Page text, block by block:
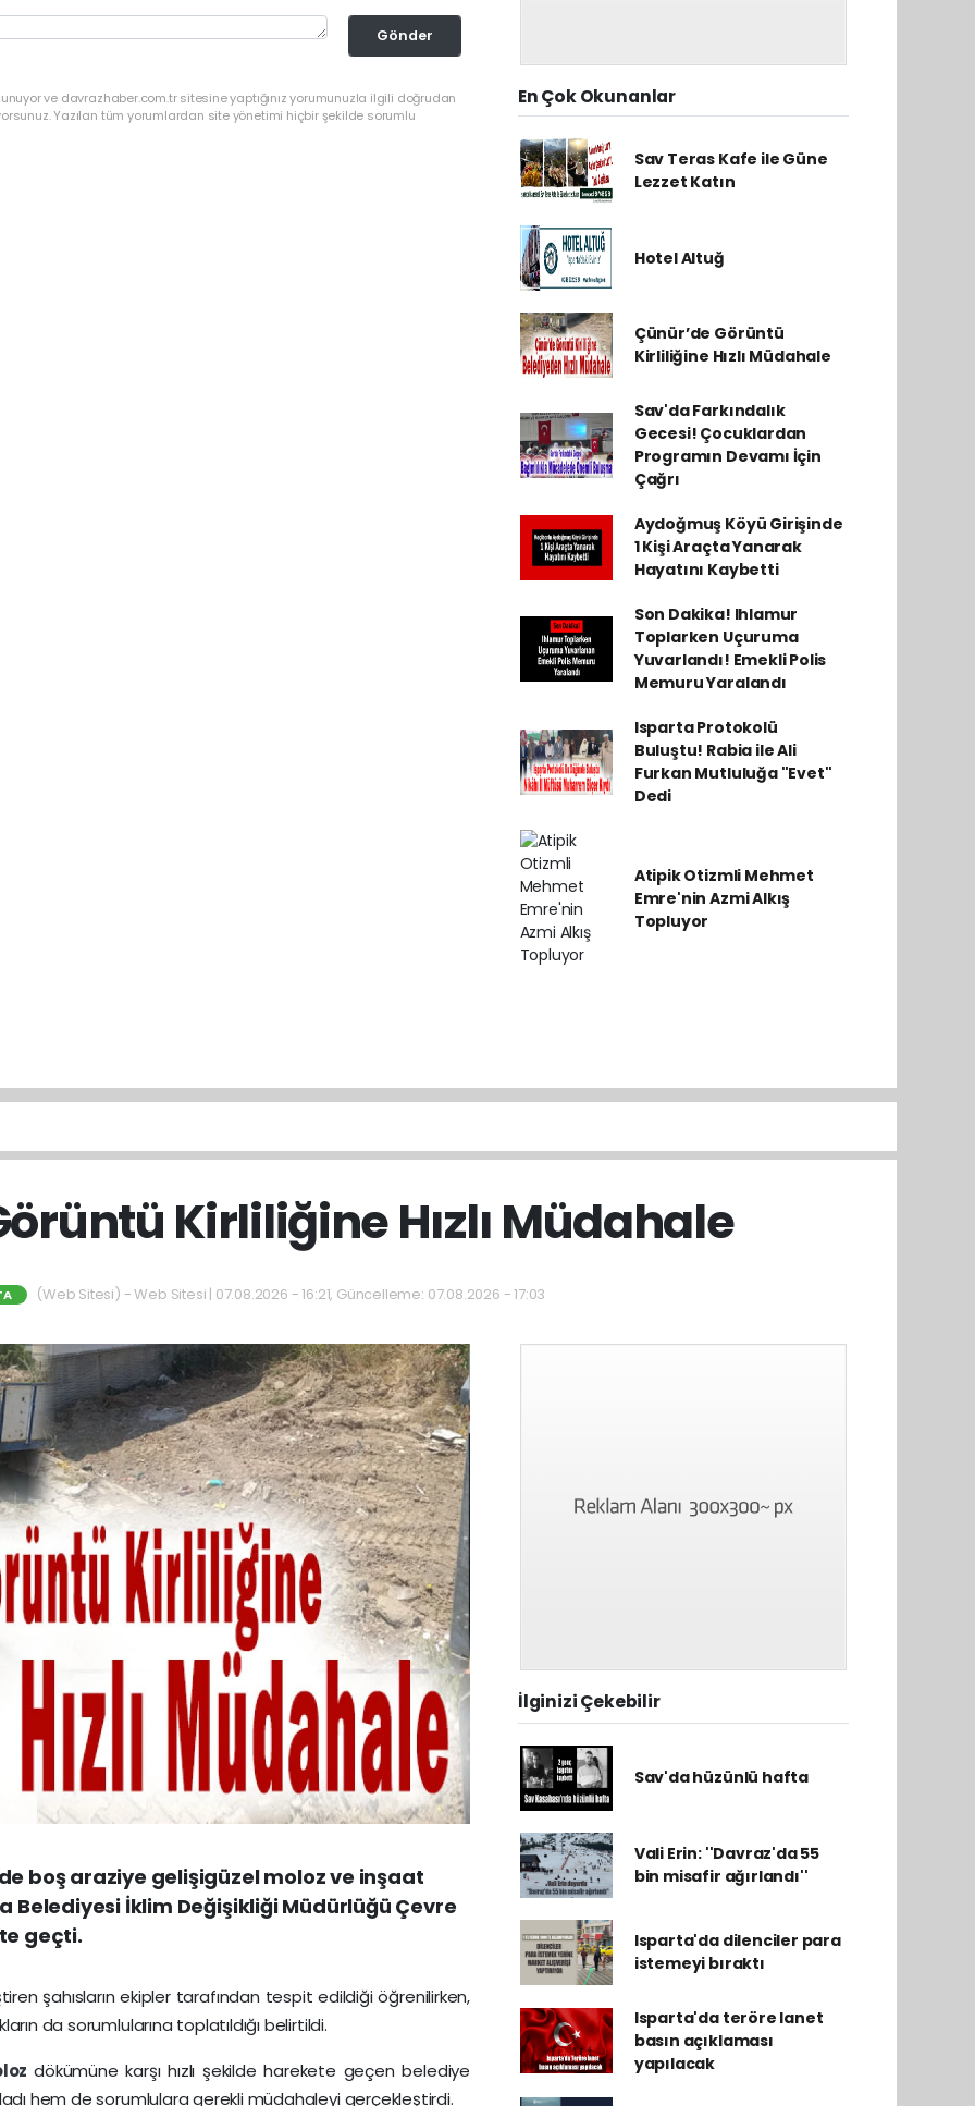
Gönder
ve davrazhaber.com.tr sitesine yaptığınız yorumunuzla ilgili doğrudan
Yazılan tüm yorumlardan site yönetimi hiçbir şekilde sorumlu
En Çok Okunanlar
Sav Teras Kafe ile Güne
Lezzet Katın
Hotel Altuğ
Çünür’de Görüntü
Kirliliğine Hızlı Müdahale
Sav'da Farkındalık
Gecesi! Çocuklardan
Programın Devamı İçin
Çağrı
Aydoğmuş Köyü Girişinde
1 Kişi Araçta Yanarak
Hayatını Kaybetti
Son Dakika! Ihlamur
Toplarken Uçuruma
Yuvarlandı! Emekli Polis
Memuru Yaralandı
Isparta Protokolü
Buluştu! Rabia ile Ali
Furkan Mutluluğa "Evet"
Dedi
Atipik Otizmli Mehmet
Emre'nin Azmi Alkış
Topluyor
Kirliliğine Hızlı Müdahale
(Web Sitesi) - Web Sitesi | 07.08.2026 - 16:21, Güncelleme: 07.08.2026 - 17:03
boş araziye gelişigüzel moloz ve inşaat
Belediyesi İklim Değişikliği Müdürlüğü Çevre
geçti.
şahısların ekipler tarafından tespit edildiği öğrenilirken,
da sorumlularına toplatıldığı belirtildi.
dökümüne karşı hızlı şekilde harekete geçen belediye
hem de sorumlulara gerekli müdahaleyi gerçekleştirdi.
İlginizi Çekebilir
Sav'da hüzünlü hafta
Vali Erin: ''Davraz'da 55
bin misafir ağırlandı''
Isparta'da dilenciler para
istemeyi bıraktı
Isparta'da teröre lanet
basın açıklaması
yapılacak